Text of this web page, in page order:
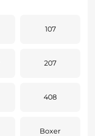
107
207
408
Boxer